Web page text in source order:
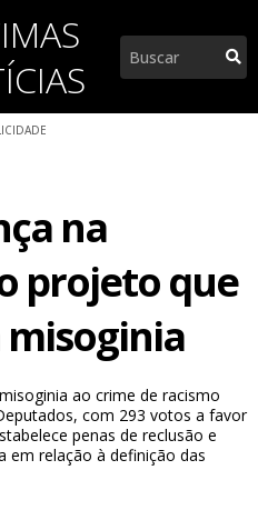
Pesquisar
na
projeto que
ao crime de racismo
com 293 votos a favor
penas de reclusão e
em relação à definição das